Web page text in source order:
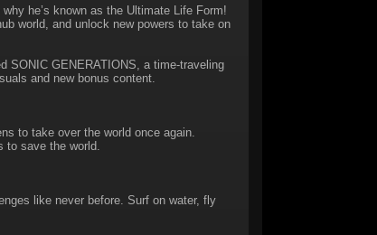
he’s known as the Ultimate Life Form!
world, and unlock new powers to take on
SONIC GENERATIONS, a time-traveling
and new bonus content.
to take over the world once again.
to save the world.
like never before. Surf on water, fly